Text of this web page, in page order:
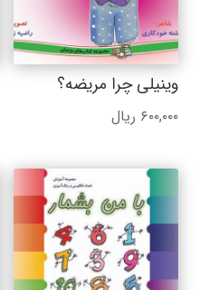
وینیلی چرا مریضه؟
۶۰۰,۰۰۰ ریال